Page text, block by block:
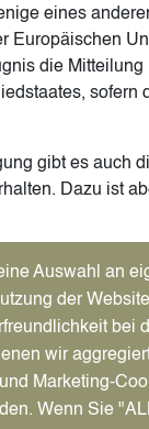
eines
Europäischen
die
sofern
gibt es auch
Dazu ist
der
Auswahl an
der
bei
wir
Marketing-
Wenn Sie